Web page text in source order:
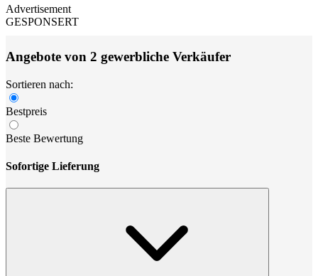
Advertisement
GESPONSERT
Angebote von 2 gewerbliche Verkäufer
Sortieren nach:
Bestpreis
Beste Bewertung
Sofortige Lieferung